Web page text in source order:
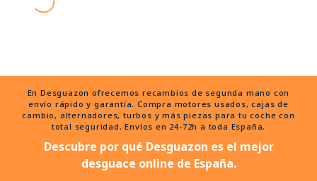
En Desguazon ofrecemos recambios de segunda mano con
envío rápido y garantía. Compra motores usados, cajas de
cambio, alternadores, turbos y más piezas para tu coche con
total seguridad. Envíos en 24-72h a toda España.
Descubre por qué Desguazon es el mejor
desguace online de España.